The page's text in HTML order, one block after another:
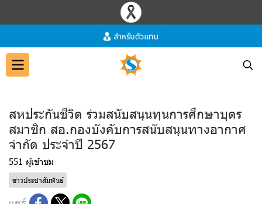
สหประกันชีวิต ร่วมสนับสนุนทุนการศึกษาบุตร
สมาชิก สอ.กองบังคับการสนับสนุนทางอากาศ
จำกัด ประจำปี 2567
551 ผู้เข้าชม
ข่าวประชาสัมพันธ์